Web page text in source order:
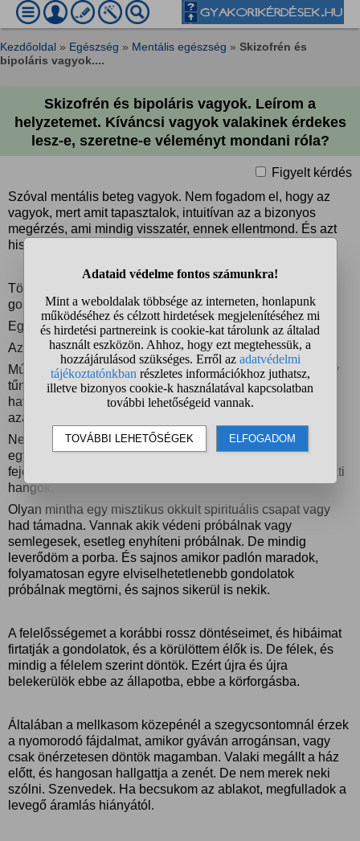
Kezdőoldal » Egészség » Mentális egészség » Skizofrén és
bipoláris vagyok....
Skizofrén és bipoláris vagyok. Leírom a
helyzetemet. Kíváncsi vagyok valakinek érdekes
lesz-e, szeretne-e véleményt mondani róla?
Figyelt kérdés
Szóval mentális beteg vagyok. Nem fogadom el, hogy az
vagyok, mert amit tapasztalok, intuitívan az a bizonyos
megérzés, ami mindig visszatér, ennek ellentmond. És azt
hiszem érzem és bizonyosan tapasztalom a valóságnak.
Több hiedelemrendszer visszatérően előjön, amikben
gondolkozom.
Egyszerűen amikor
Az egyik, hogy
Múltkori munkám úgy ért véget egy nap után, hogy bár úgy
tűnt mintha a kollegák beszélgetnének velem, esetleg
haverkodnának. Szándékosan kínoznának, normál ember
azaz számomra nem látható módokon.
Nem tudok, nem merek megbízni, sem cselekedni, mert
egyszerűen letaglóznak ezek a gondolatok. A hangok a
fejemben. Ezeket nem hallom, hanem gondolom. Gondolati
hangok.
Olyan mintha egy misztikus okkult spirituális csapat vagy
had támadna. Vannak akik védeni próbálnak vagy
semlegesek, esetleg enyhíteni próbálnak. De mindig
leverődöm a porba. És sajnos amikor padlón maradok,
folyamatosan egyre elviselhetetlenebb gondolatok
próbálnak megtörni, és sajnos sikerül is nekik.
A felelősségemet a korábbi rossz döntéseimet, és hibáimat
firtatják a gondolatok, és a körülöttem élők is. De félek, és
mindig a félelem szerint döntök. Ezért újra és újra
belekerülök ebbe az állapotba, ebbe a körforgásba.
Általában a mellkasom közepénél a szegycsontomnál érzek
a nyomorodó fájdalmat, amikor gyáván arrogánsan, vagy
csak önérzetesen döntök magamban. Valaki megállt a ház
előtt, és hangosan hallgattja a zenét. De nem merek neki
szólni. Szenvedek. Ha becsukom az ablakot, megfulladok a
levegő áramlás hiányától.